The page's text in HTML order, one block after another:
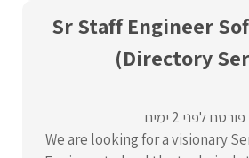
Sr Staff Engineer
(Directory
פורסם לפני 2 ימים
We are looking for a visionary